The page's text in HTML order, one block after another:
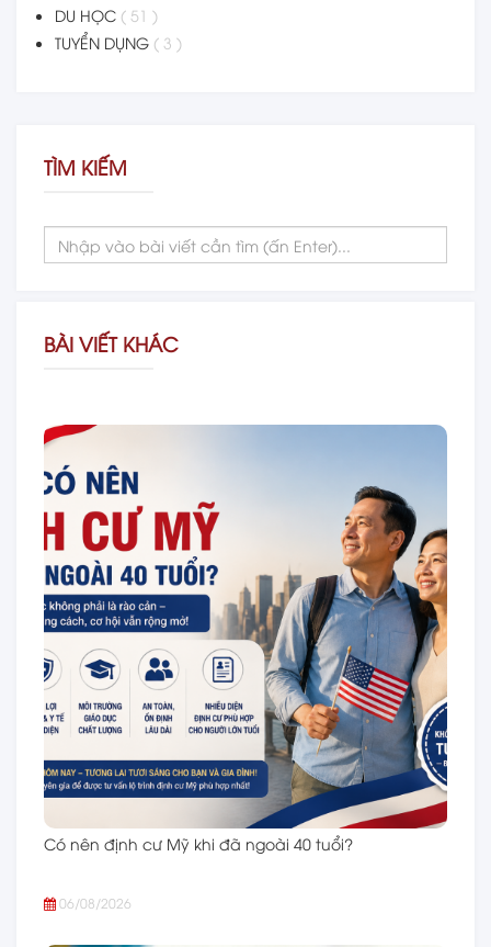
DU HỌC ( 51 )
TUYỂN DỤNG ( 3 )
TÌM KIẾM
BÀI VIẾT KHÁC
Có nên định cư Mỹ khi đã ngoài 40 tuổi?
06/08/2026